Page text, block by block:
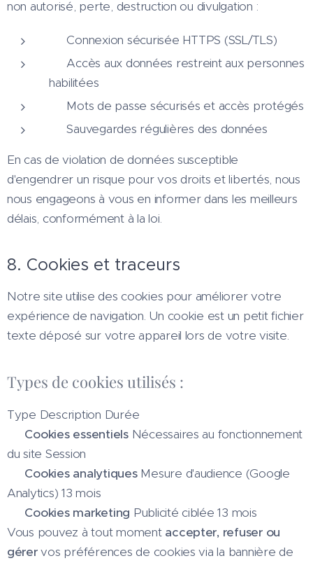
non autorisé, perte, destruction ou divulgation :
🔐 Connexion sécurisée HTTPS (SSL/TLS)
🛡️ Accès aux données restreint aux personnes
habilitées
🔒 Mots de passe sécurisés et accès protégés
💾 Sauvegardes régulières des données
En cas de violation de données susceptible
d'engendrer un risque pour vos droits et libertés, nous
nous engageons à vous en informer dans les meilleurs
délais, conformément à la loi.
8. Cookies et traceurs
Notre site utilise des cookies pour améliorer votre
expérience de navigation. Un cookie est un petit fichier
texte déposé sur votre appareil lors de votre visite.
Types de cookies utilisés :
Type Description Durée
Cookies essentielsNécessaires au fonctionnement
du site Session
Cookies analytiquesMesure d'audience (Google
Analytics) 13 mois
Cookies marketing Publicité ciblée 13 mois
Vous pouvez à tout moment accepter, refuser ou
gérervos préférences de cookies via la bannière de